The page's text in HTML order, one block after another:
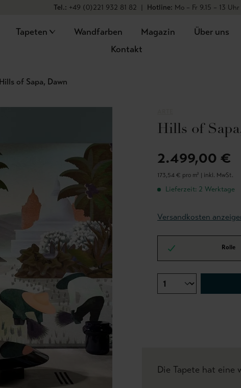
Tel.: +49 (0)221 932 81 82 | Hotline: Mo – Fr 9.15 – 13
Tapeten Wandfarben Magazin
Über uns
Kontakt
Hills of Sapa, Dawn
Hills of
2.499,00 €
173,54 € pro m² | inkl. MwSt.
Lieferzeit: 2 Werktage
Versandkosten
Rolle
Die Tapete hat eine